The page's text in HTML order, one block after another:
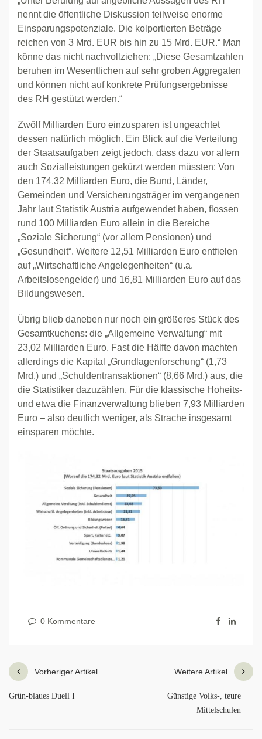
nennt die öffentliche Diskussion teilweise enorme
Einsparungspotenziale. Die kolportierten Beträge
reichen von 3 Mrd. EUR bis hin zu 15 Mrd. EUR.“ Man
könne das nicht nachvollziehen: „Diese Gesamtzahlen
beruhen im Wesentlichen auf sehr groben Aggregaten
und können nicht auf konkrete Prüfungsergebnisse
des RH gestützt werden.“
Zwölf Milliarden Euro einzusparen ist ungeachtet
dessen natürlich möglich. Ein Blick auf die Verteilung
der Staatsaufgaben zeigt jedoch, dass dazu vor allem
auch Sozialleistungen gekürzt werden müssten: Von
den 174,32 Milliarden Euro, die Bund, Länder,
Gemeinden und Versicherungsträger im vergangenen
Jahr laut Statistik Austria aufgewendet haben, flossen
rund 100 Milliarden Euro allein in die Bereiche
„Soziale Sicherung“ (vor allem Pensionen) und
„Gesundheit“. Weitere 12,51 Milliarden Euro entfielen
auf „Wirtschaftliche Angelegenheiten“ (u.a.
Arbeitslosengelder) und 16,81 Milliarden Euro auf das
Bildungswesen.
Übrig blieb daneben nur noch ein größeres Stück des
Gesamtkuchens: die „Allgemeine Verwaltung“ mit
23,02 Milliarden Euro. Fast die Hälfte davon machten
allerdings die Kapital „Grundlagenforschung“ (1,73
Mrd.) und „Schuldentransaktionen“ (8,66 Mrd.) aus, die
die Statistiker dazuzählen. Für die klassische Hoheits-
und etwa die Finanzverwaltung blieben 7,93 Milliarden
Euro – also deutlich weniger, als Strache insgesamt
einsparen möchte.
0 Kommentare
Vorheriger Artikel
Grün-blaues Duell I
Weitere Artikel
Günstige Volks-, teure
Mittelschulen